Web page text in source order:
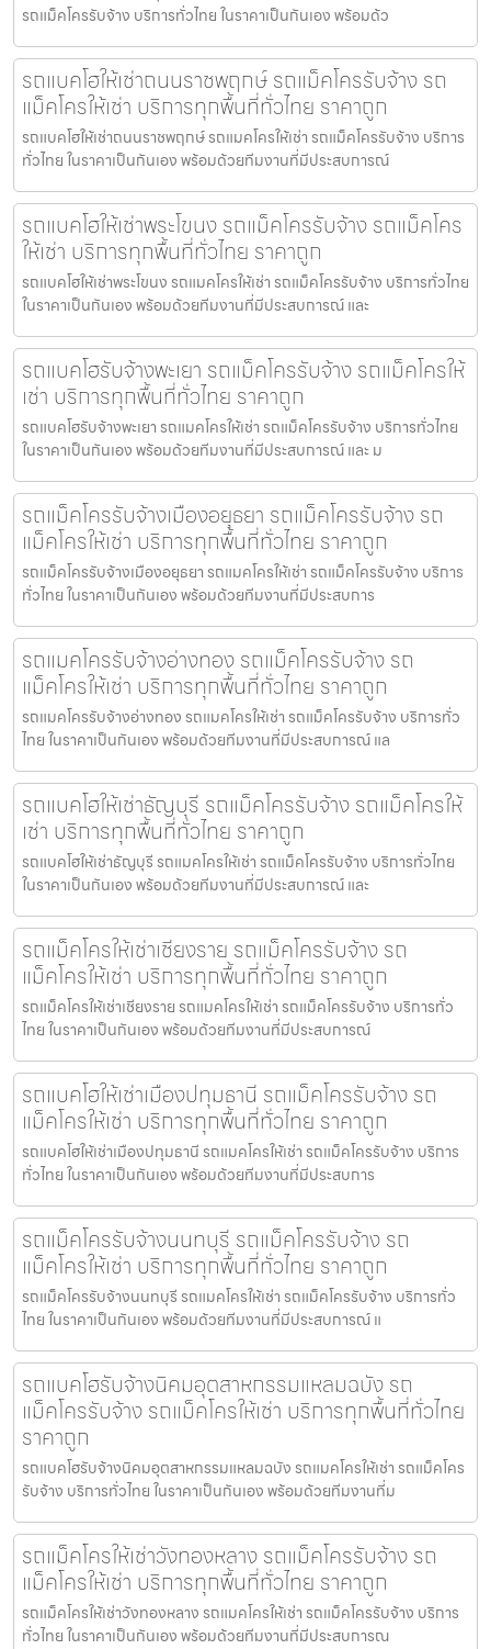
รถแม็คโครรับจ้าง บริการทั่วไทย ในราคาเป็นกันเอง พร้อมด้ว
รถแบคโฮให้เช่าถนนราชพฤกษ์ รถแม็คโครรับจ้าง รถ
แม็คโครให้เช่า บริการทุกพื้นที่ทั่วไทย ราคาถูก
รถแบคโฮให้เช่าถนนราชพฤกษ์ รถแมคโครให้เช่า รถแม็คโครรับจ้าง บริการ
ทั่วไทย ในราคาเป็นกันเอง พร้อมด้วยทีมงานที่มีประสบการณ์
รถแบคโฮให้เช่าพระโขนง รถแม็คโครรับจ้าง รถแม็คโคร
ให้เช่า บริการทุกพื้นที่ทั่วไทย ราคาถูก
รถแบคโฮให้เช่าพระโขนง รถแมคโครให้เช่า รถแม็คโครรับจ้าง บริการทั่วไทย
ในราคาเป็นกันเอง พร้อมด้วยทีมงานที่มีประสบการณ์ และ
รถแบคโฮรับจ้างพะเยา รถแม็คโครรับจ้าง รถแม็คโครให้
เช่า บริการทุกพื้นที่ทั่วไทย ราคาถูก
รถแบคโฮรับจ้างพะเยา รถแมคโครให้เช่า รถแม็คโครรับจ้าง บริการทั่วไทย
ในราคาเป็นกันเอง พร้อมด้วยทีมงานที่มีประสบการณ์ และ ม
รถแม็คโครรับจ้างเมืองอยุธยา รถแม็คโครรับจ้าง รถ
แม็คโครให้เช่า บริการทุกพื้นที่ทั่วไทย ราคาถูก
รถแม็คโครรับจ้างเมืองอยุธยา รถแมคโครให้เช่า รถแม็คโครรับจ้าง บริการ
ทั่วไทย ในราคาเป็นกันเอง พร้อมด้วยทีมงานที่มีประสบการ
รถแมคโครรับจ้างอ่างทอง รถแม็คโครรับจ้าง รถ
แม็คโครให้เช่า บริการทุกพื้นที่ทั่วไทย ราคาถูก
รถแมคโครรับจ้างอ่างทอง รถแมคโครให้เช่า รถแม็คโครรับจ้าง บริการทั่ว
ไทย ในราคาเป็นกันเอง พร้อมด้วยทีมงานที่มีประสบการณ์ แล
รถแบคโฮให้เช่าธัญบุรี รถแม็คโครรับจ้าง รถแม็คโครให้
เช่า บริการทุกพื้นที่ทั่วไทย ราคาถูก
รถแบคโฮให้เช่าธัญบุรี รถแมคโครให้เช่า รถแม็คโครรับจ้าง บริการทั่วไทย
ในราคาเป็นกันเอง พร้อมด้วยทีมงานที่มีประสบการณ์ และ
รถแม็คโครให้เช่าเชียงราย รถแม็คโครรับจ้าง รถ
แม็คโครให้เช่า บริการทุกพื้นที่ทั่วไทย ราคาถูก
รถแม็คโครให้เช่าเชียงราย รถแมคโครให้เช่า รถแม็คโครรับจ้าง บริการทั่ว
ไทย ในราคาเป็นกันเอง พร้อมด้วยทีมงานที่มีประสบการณ์
รถแบคโฮให้เช่าเมืองปทุมธานี รถแม็คโครรับจ้าง รถ
แม็คโครให้เช่า บริการทุกพื้นที่ทั่วไทย ราคาถูก
รถแบคโฮให้เช่าเมืองปทุมธานี รถแมคโครให้เช่า รถแม็คโครรับจ้าง บริการ
ทั่วไทย ในราคาเป็นกันเอง พร้อมด้วยทีมงานที่มีประสบการ
รถแม็คโครรับจ้างนนทบุรี รถแม็คโครรับจ้าง รถ
แม็คโครให้เช่า บริการทุกพื้นที่ทั่วไทย ราคาถูก
รถแม็คโครรับจ้างนนทบุรี รถแมคโครให้เช่า รถแม็คโครรับจ้าง บริการทั่ว
ไทย ในราคาเป็นกันเอง พร้อมด้วยทีมงานที่มีประสบการณ์ แ
รถแบคโฮรับจ้างนิคมอุตสาหกรรมแหลมฉบัง รถ
แม็คโครรับจ้าง รถแม็คโครให้เช่า บริการทุกพื้นที่ทั่วไทย
ราคาถูก
รถแบคโฮรับจ้างนิคมอุตสาหกรรมแหลมฉบัง รถแมคโครให้เช่า รถแม็คโคร
รับจ้าง บริการทั่วไทย ในราคาเป็นกันเอง พร้อมด้วยทีมงานที่ม
รถแม็คโครให้เช่าวังทองหลาง รถแม็คโครรับจ้าง รถ
แม็คโครให้เช่า บริการทุกพื้นที่ทั่วไทย ราคาถูก
รถแม็คโครให้เช่าวังทองหลาง รถแมคโครให้เช่า รถแม็คโครรับจ้าง บริการ
ทั่วไทย ในราคาเป็นกันเอง พร้อมด้วยทีมงานที่มีประสบการณ